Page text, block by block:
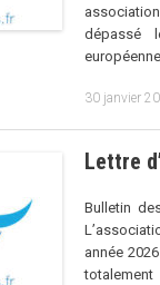
dépassé
30 janvier
Lettre
Bulletin
année